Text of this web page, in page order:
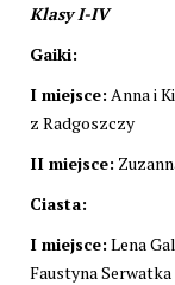
Klasy I-IV
Gaiki:
I miejsce: Anna i
z Radgoszczy
II miejsce:
Ciasta:
I miejsce: Lena
Faustyna